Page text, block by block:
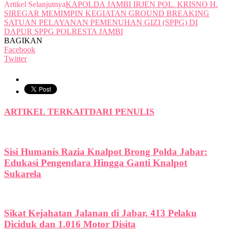
Artikel SelanjutnyaKAPOLDA JAMBI IRJEN POL. KRISNO H.
SIREGAR MEMIMPIN KEGIATAN GROUND BREAKING
SATUAN PELAYANAN PEMENUHAN GIZI (SPPG) DI
DAPUR SPPG POLRESTA JAMBI
BAGIKAN
Facebook
Twitter
ARTIKEL TERKAITDARI PENULIS
Sisi Humanis Razia Knalpot Brong Polda Jabar:
Edukasi Pengendara Hingga Ganti Knalpot
Sukarela
Sikat Kejahatan Jalanan di Jabar, 413 Pelaku
Diciduk dan 1.016 Motor Disita